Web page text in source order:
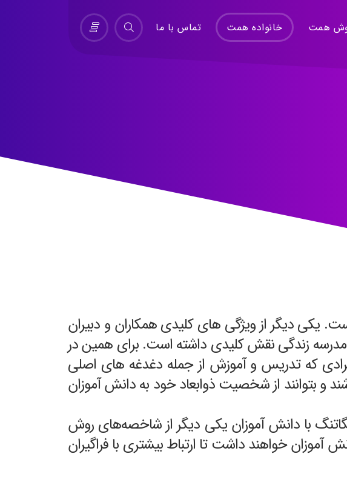
همت خانواده همت تماس با ما
دیگر از ویژگی های کلیدی همکاران و دبیران
زندگی نقش کلیدی داشته است. برای همین در
که تدریس و آموزش از جمله دغدغه های اصلی
و بتوانند از شخصیت ذوابعاد خود به دانش آموزان
با دانش آموزان یکی دیگر از شاخصه‌های روش
خواهند داشت تا ارتباط بیشتری با فراگیران